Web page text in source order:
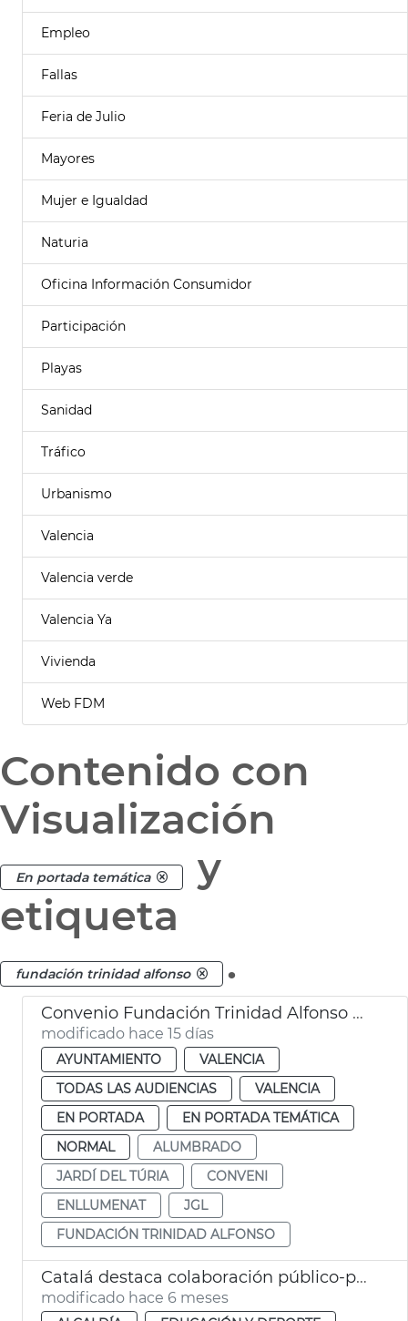
Empleo
Fallas
Feria de Julio
Mayores
Mujer e Igualdad
Naturia
Oficina Información Consumidor
Participación
Playas
Sanidad
Tráfico
Urbanismo
Valencia
Valencia verde
Valencia Ya
Vivienda
Web FDM
Contenido con
Visualización
En portada temática
y
etiqueta
fundación trinidad alfonso .
Convenio Fundación Trinidad Alfonso alumbrado ornamental Jardín del Turia
modificado hace 15 días
AYUNTAMIENTO
VALENCIA
TODAS LAS AUDIENCIAS
VALENCIA
EN PORTADA
EN PORTADA TEMÁTICA
NORMAL
ALUMBRADO
JARDÍ DEL TÚRIA
CONVENI
ENLLUMENAT
JGL
FUNDACIÓN TRINIDAD ALFONSO
Catalá destaca colaboración público-privada ampliación circuito running
modificado hace 6 meses